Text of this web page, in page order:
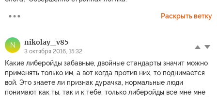
Раскрыть ветку
N nikolay_v85
3 октября 2016, 15:32
Какие либеройды забавные, двойные стандарты значит можно
применять только им, а вот когда против них, то поднимается
вой. Это знаете ли признак дурачка, нормальные люди
понимают как ты, так и к тебе, только либеройды все мне мне